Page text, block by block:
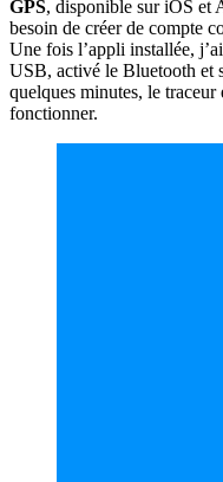
GPS, disponible sur iOS et
besoin de créer de compte
Une fois l’appli installée,
USB, activé le Bluetooth et
quelques minutes, le traceur
fonctionner.